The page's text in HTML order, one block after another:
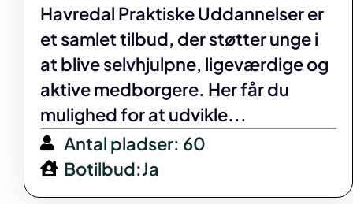
Havredal Praktiske Uddannelser er
et samlet tilbud, der støtter unge i
at blive selvhjulpne, ligeværdige og
aktive medborgere. Her får du
mulighed for at udvikle...
Antal pladser: 60
Botilbud:Ja